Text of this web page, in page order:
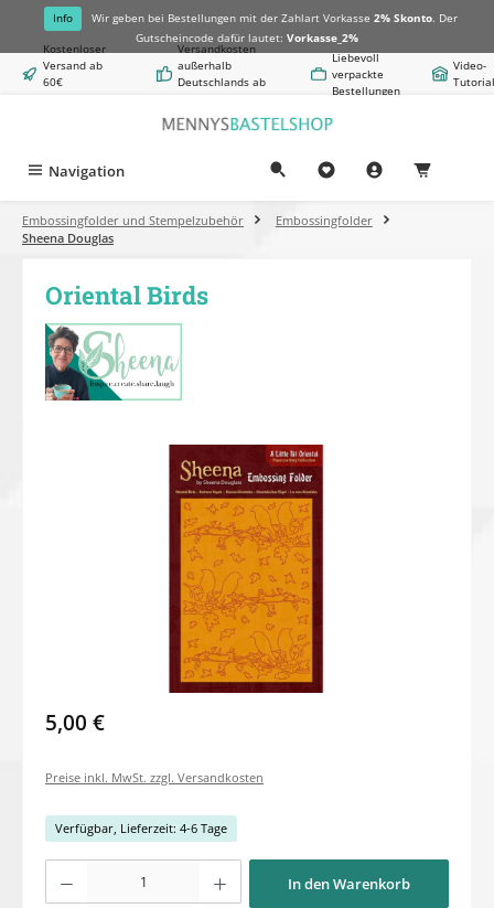
springen
Info Wir geben bei Bestellungen mit der Zahlart Vorkasse 2% Skonto. Der
Gutscheincode dafür lautet: Vorkasse_2%
Kostenloser
Versand ab
60€
Versandkosten
außerhalb
Deutschlands ab
Liebevoll
verpackte
Bestellungen
Video-
Navigation
Embossingfolder und Stempelzubehör
Embossingfolder
Sheena Douglas
Oriental Birds
5,00 €
Preise inkl. MwSt. zzgl. Versandkosten
Verfügbar, Lieferzeit: 4-6 Tage
In den Warenkorb